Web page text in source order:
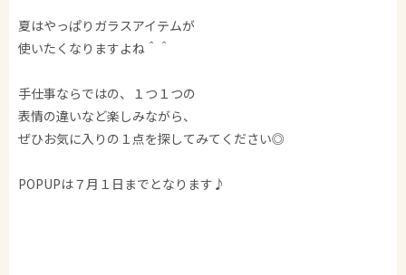
夏はやっぱりガラスアイテムが
使いたくなりますよね＾＾
手仕事ならではの、１つ１つの
表情の違いなど楽しみながら、
ぜひお気に入りの１点を探してみてください◎
POPUPは７月１日までとなります♪